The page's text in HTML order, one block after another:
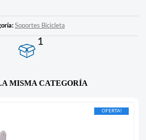
Soportes Bicicleta
1
MISMA CATEGORÍA
OFERTA!